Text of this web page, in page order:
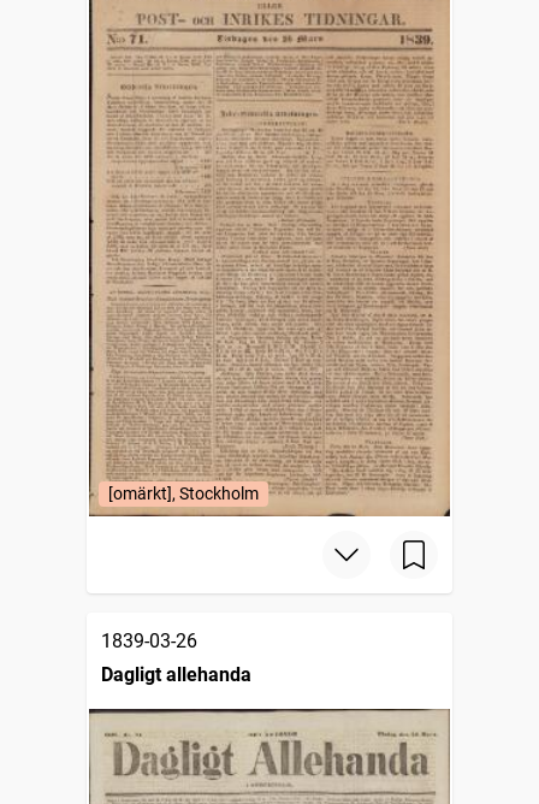
[omärkt], Stockholm
1839-03-26
Dagligt allehanda